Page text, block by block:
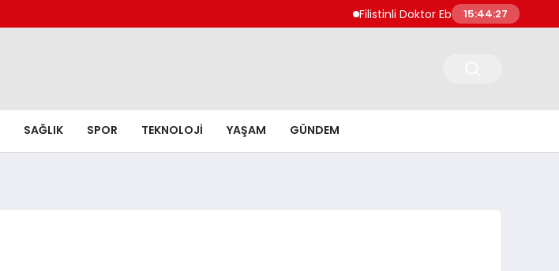
Filistinli Doktor Ebu Safiyye İsrail
15:44:28
SAĞLIK SPOR TEKNOLOJI YAŞAM GÜNDEM